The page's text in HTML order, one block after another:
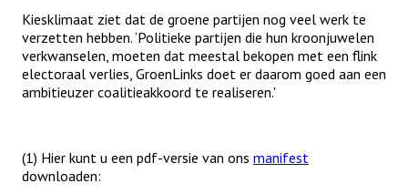
Kiesklimaat ziet dat de groene partijen nog veel werk te
verzetten hebben. ‘Politieke partijen die hun kroonjuwelen
verkwanselen, moeten dat meestal bekopen met een flink
electoraal verlies, GroenLinks doet er daarom goed aan een
ambitieuzer coalitieakkoord te realiseren.'
(1) Hier kunt u een pdf-versie van ons manifest
downloaden: